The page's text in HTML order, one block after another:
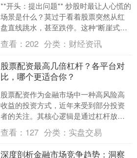
**开头：提出问题** 炒股时最让人心慌的
场景是什么？莫过于看着股票突然从红
盘直线跳水，甚至跌停。这种“断崖式下
跌”往往让投资者措手不及：是主力出
货？市场突发利....
查看：202 分类： 财经资讯
股票配资最高几倍杠杆？各平台对
比，哪个更适合你？
股票配资作为金融市场中一种高风险高
收益的投资方式，近年来受到部分投资
者的关注。其核心逻辑是通过杠杆放大
本金，以获取超额收益，但同时也伴随
着更高的风险。不同配资平....
查看： 127 分类： 实盘交易
深度剖析金融市场竞争趋势：洞察